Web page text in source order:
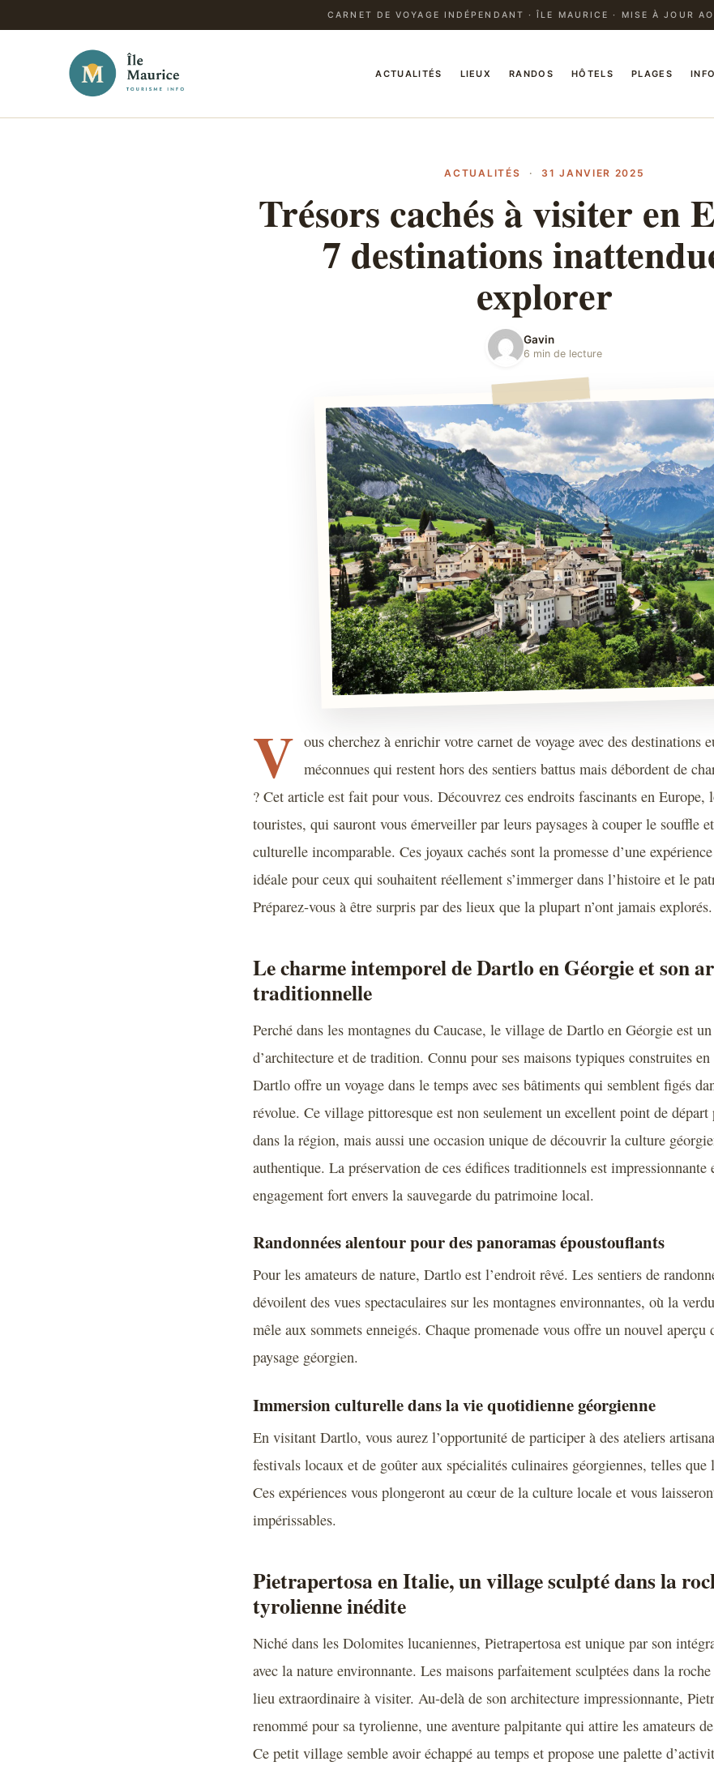
CARNET DE VOYAGE INDÉPENDANT · ÎLE MAURICE · MISE À JOUR
ACTUALITÉS LIEUX RANDOS HÔTELS PLAGES
ACTUALITÉS · 31 JANVIER 2025
Trésors cachés à visiter en
7 destinations
explorer
Gavin
6 min de lecture
V ous cherchez à enrichir votre carnet de voyage avec des destinations
méconnues qui restent hors des sentiers battus mais débordent de
? Cet article est fait pour vous. Découvrez ces endroits fascinants en Europe,
touristes, qui sauront vous émerveiller par leurs paysages à couper le souffle
culturelle incomparable. Ces joyaux cachés sont la promesse d’une
idéale pour ceux qui souhaitent réellement s’immerger dans l’histoire et le
Préparez-vous à être surpris par des lieux que la plupart n’ont jamais explorés.
Le charme intemporel de Dartlo en Géorgie et son
traditionnelle
Perché dans les montagnes du Caucase, le village de Dartlo en Géorgie est
d’architecture et de tradition. Connu pour ses maisons typiques construites
Dartlo offre un voyage dans le temps avec ses bâtiments qui semblent figés
révolue. Ce village pittoresque est non seulement un excellent point de départ
dans la région, mais aussi une occasion unique de découvrir la culture
authentique. La préservation de ces édifices traditionnels est impressionnante
engagement fort envers la sauvegarde du patrimoine local.
Randonnées alentour pour des panoramas époustouflants
Pour les amateurs de nature, Dartlo est l’endroit rêvé. Les sentiers de
dévoilent des vues spectaculaires sur les montagnes environnantes, où la
mêle aux sommets enneigés. Chaque promenade vous offre un nouvel aperçu
paysage géorgien.
Immersion culturelle dans la vie quotidienne géorgienne
En visitant Dartlo, vous aurez l’opportunité de participer à des ateliers
festivals locaux et de goûter aux spécialités culinaires géorgiennes, telles
Ces expériences vous plongeront au cœur de la culture locale et vous
impérissables.
Pietrapertosa en Italie, un village sculpté dans la
tyrolienne inédite
Niché dans les Dolomites lucaniennes, Pietrapertosa est unique par son
avec la nature environnante. Les maisons parfaitement sculptées dans la
lieu extraordinaire à visiter. Au-delà de son architecture impressionnante,
renommé pour sa tyrolienne, une aventure palpitante qui attire les amateurs
Ce petit village semble avoir échappé au temps et propose une palette